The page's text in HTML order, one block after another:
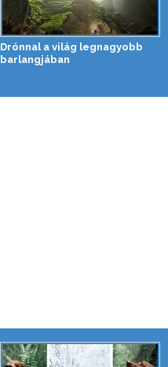
Drónnal a világ legnagyobb
barlangjában